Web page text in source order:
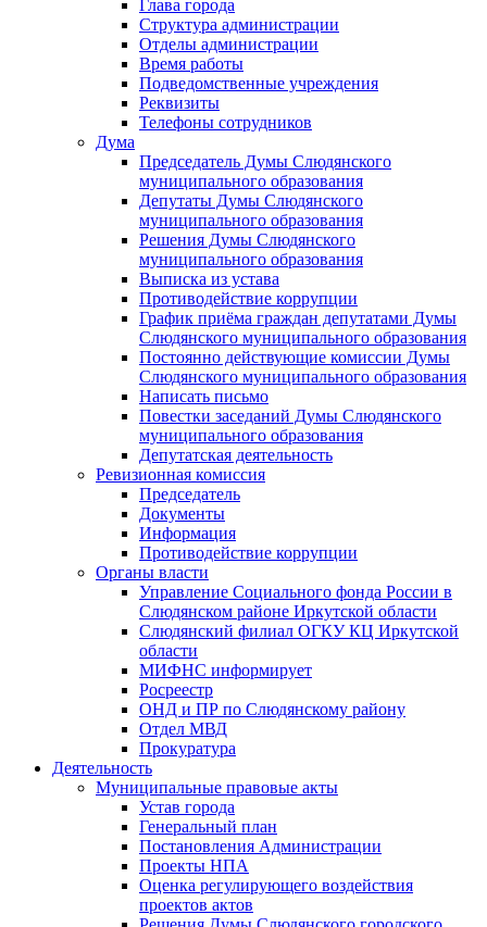
Глава города
Структура администрации
Отделы администрации
Время работы
Подведомственные учреждения
Реквизиты
Телефоны сотрудников
Дума
Председатель Думы Слюдянского
муниципального образования
Депутаты Думы Слюдянского
муниципального образования
Решения Думы Слюдянского
муниципального образования
Выписка из устава
Противодействие коррупции
График приёма граждан депутатами Думы
Слюдянского муниципального образования
Постоянно действующие комиссии Думы
Слюдянского муниципального образования
Написать письмо
Повестки заседаний Думы Слюдянского
муниципального образования
Депутатская деятельность
Ревизионная комиссия
Председатель
Документы
Информация
Противодействие коррупции
Органы власти
Управление Социального фонда России в
Слюдянском районе Иркутской области
Слюдянский филиал ОГКУ КЦ Иркутской
области
МИФНС информирует
Росреестр
ОНД и ПР по Слюдянскому району
Отдел МВД
Прокуратура
Деятельность
Муниципальные правовые акты
Устав города
Генеральный план
Постановления Администрации
Проекты НПА
Оценка регулирующего воздействия
проектов актов